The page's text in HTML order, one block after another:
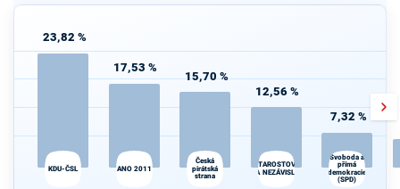
23,82 %
KDU-ČSL
17,53 %
ANO 2011
15,70 %
Česká
pirátská
strana
12,56 %
STAROSTOVÉ
A NEZÁVISLÍ
7,32 %
Svoboda a
přímá
demokracie
(SPD)